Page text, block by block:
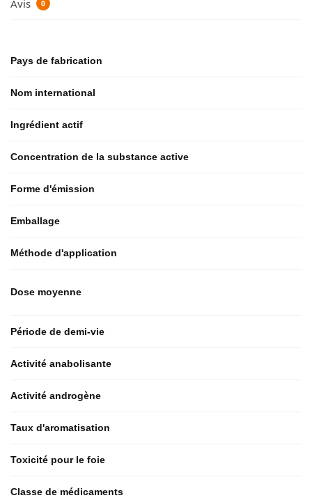
Avis 0
Pays de fabrication
Nom international
Ingrédient actif
Concentration de la substance active
Forme d'émission
Emballage
Méthode d'application
Dose moyenne
Période de demi-vie
Activité anabolisante
Activité androgène
Taux d'aromatisation
Toxicité pour le foie
Classe de médicaments